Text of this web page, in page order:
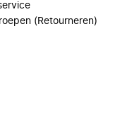
(Retourneren)